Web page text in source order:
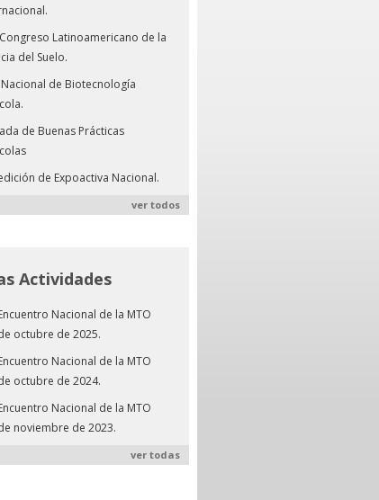
Congreso Latinoamericano de la
del Suelo.
Nacional de Biotecnología
de Buenas Prácticas
de Expoactiva Nacional.
ver todos
Actividades
Nacional de la MTO
octubre de 2025.
Nacional de la MTO
octubre de 2024.
Nacional de la MTO
noviembre de 2023.
ver todas